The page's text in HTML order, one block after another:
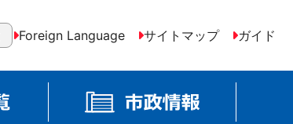
Foreign Language サイトマップ ガイド